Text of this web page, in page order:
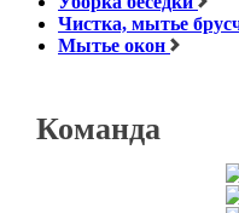
Чистка, мытье
Мытье окон
Команда